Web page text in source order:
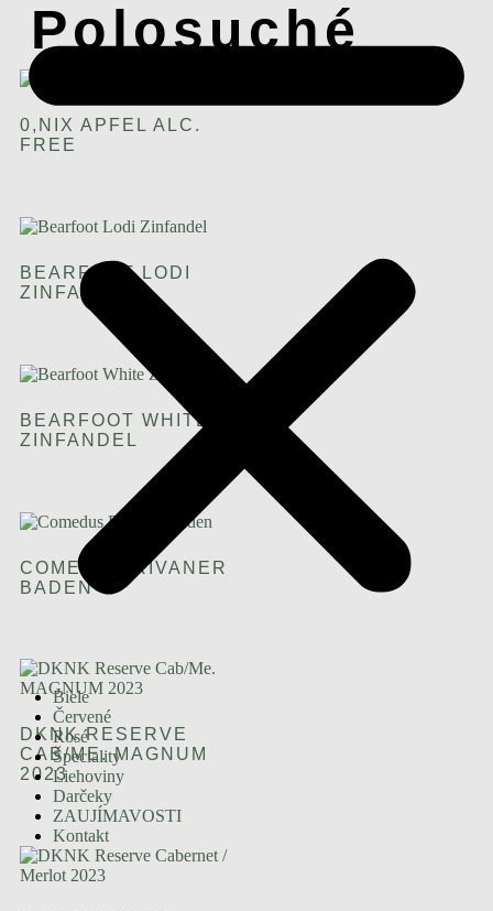
Biele
Červené
Rosé
Špeciality
Liehoviny
Darčeky
ZAUJÍMAVOSTI
Kontakt
Polosuché
0,NIX APFEL ALC.
FREE
BEARFOOT LODI
ZINFANDEL
BEARFOOT WHITE
ZINFANDEL
COMEDUS RIVANER
BADEN
DKNK RESERVE
CAB/ME. MAGNUM
2023